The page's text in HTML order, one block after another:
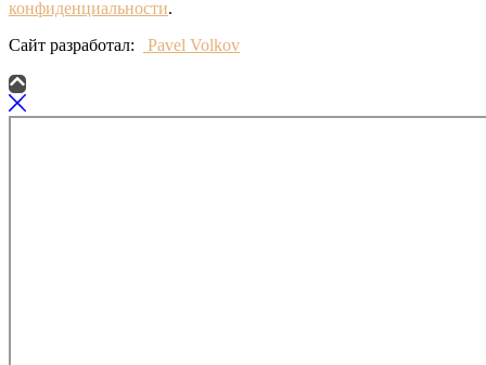
конфиденциальности.
Сайт разработал:
Pavel Volkov